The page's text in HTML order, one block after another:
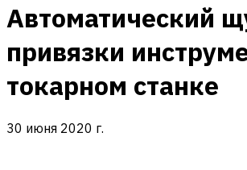
Автоматический
привязки
токарном станке
30 июня 2020 г.